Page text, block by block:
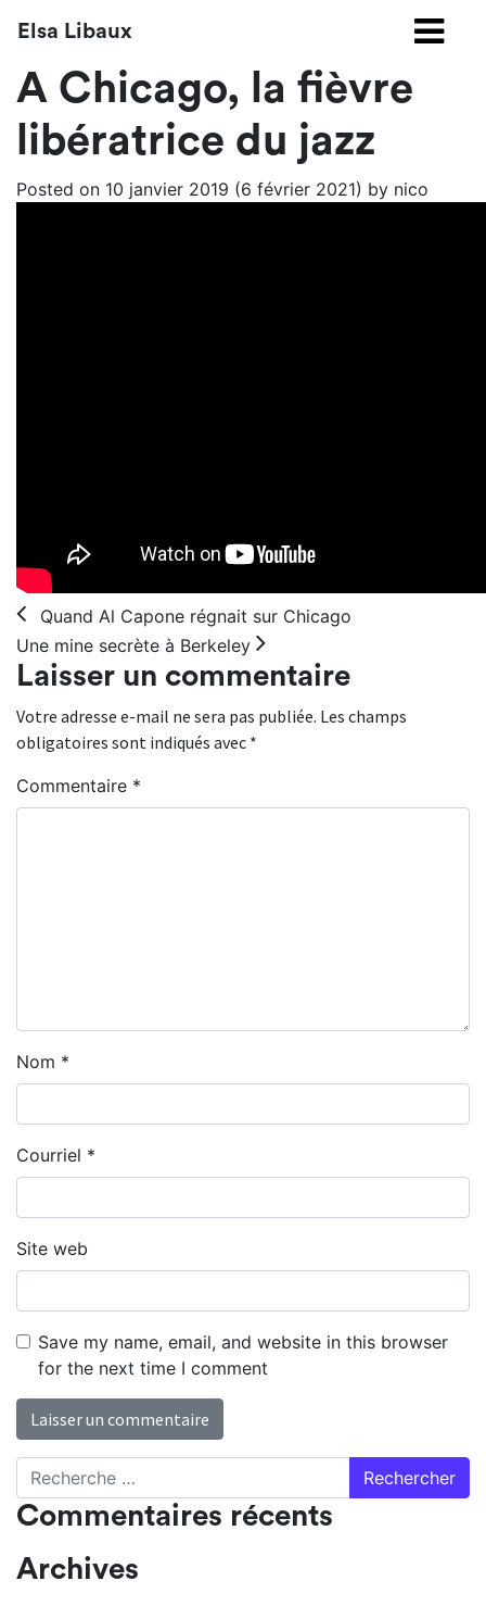
Elsa Libaux
A Chicago, la fièvre
libératrice du jazz
Posted on 10 janvier 2019 (6 février 2021) by nico
Navigation
Quand Al Capone régnait sur Chicago
Une mine secrète à Berkeley
Laisser un commentaire
Votre adresse e-mail ne sera pas publiée. Les champs
obligatoires sont indiqués avec *
Commentaire *
Nom *
Courriel *
Site web
Save my name, email, and website in this browser
for the next time I comment
Rechercher
Commentaires récents
Archives